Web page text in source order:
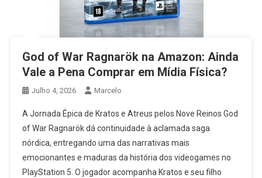
God of War Ragnarök na Amazon: Ainda
Vale a Pena Comprar em Mídia Física?
Julho 4, 2026 Marcelo
A Jornada Épica de Kratos e Atreus pelos Nove Reinos God
of War Ragnarök dá continuidade à aclamada saga
nórdica, entregando uma das narrativas mais
emocionantes e maduras da história dos videogames no
PlayStation 5. O jogador acompanha Kratos e seu filho